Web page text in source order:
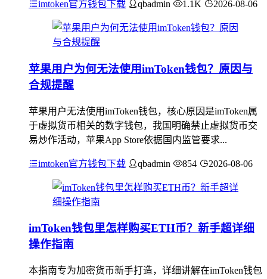
imtoken官方钱包下载 qbadmin 1.1K 2026-08-06
苹果用户为何无法使用imToken钱包？原因与
合规提醒
苹果用户无法使用imToken钱包，核心原因是imToken属
于虚拟货币相关的数字钱包，我国明确禁止虚拟货币交
易炒作活动，苹果App Store依据国内监管要求...
imtoken官方钱包下载 qbadmin 854 2026-08-06
imToken钱包里怎样购买ETH币？新手超详细
操作指南
本指南专为加密货币新手打造，详细讲解在imToken钱包